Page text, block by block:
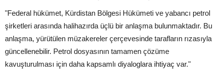
"Federal hükümet, Kürdistan Bölgesi Hükümeti ve yabancı petrol
şirketleri arasında halihazırda üçlü bir anlaşma bulunmaktadır. Bu
anlaşma, yürütülen müzakereler çerçevesinde tarafların rızasıyla
güncellenebilir. Petrol dosyasının tamamen çözüme
kavuşturulması için daha kapsamlı diyaloglara ihtiyaç var."